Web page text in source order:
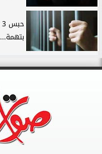
بتهمة...